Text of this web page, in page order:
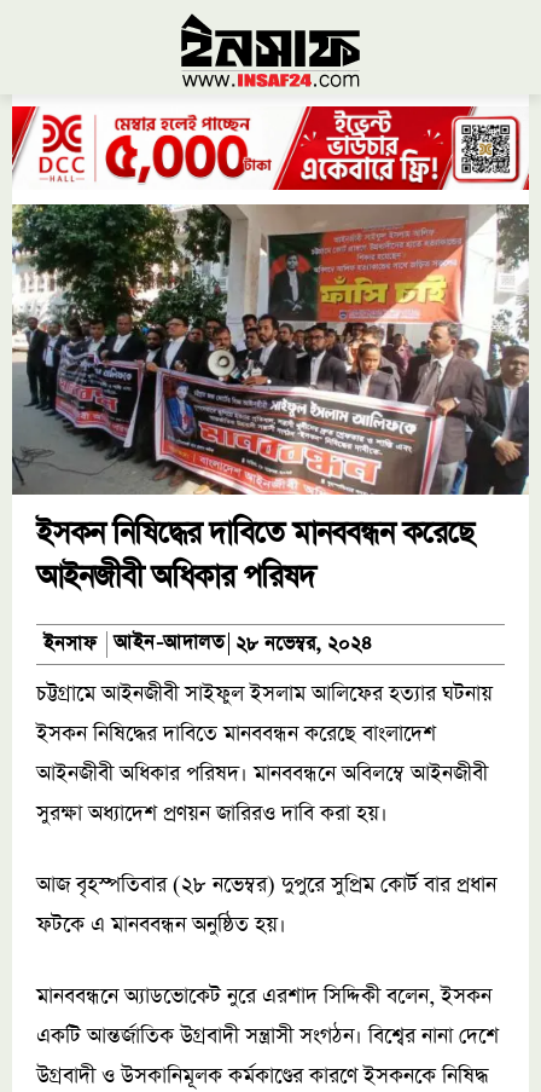
ইসকন নিষিদ্ধের দাবিতে মানববন্ধন করেছে
আইনজীবী অধিকার পরিষদ
ইনসাফ আইন-আদালত ২৮ নভেম্বর, ২০২৪
চট্টগ্রামে আইনজীবী সাইফুল ইসলাম আলিফের হত্যার ঘটনায়
ইসকন নিষিদ্ধের দাবিতে মানববন্ধন করেছে বাংলাদেশ
আইনজীবী অধিকার পরিষদ। মানববন্ধনে অবিলম্বে আইনজীবী
সুরক্ষা অধ্যাদেশ প্রণয়ন জারিরও দাবি করা হয়।
আজ বৃহস্পতিবার (২৮ নভেম্বর) দুপুরে সুপ্রিম কোর্ট বার প্রধান
ফটকে এ মানববন্ধন অনুষ্ঠিত হয়।
মানববন্ধনে অ্যাডভোকেট নুরে এরশাদ সিদ্দিকী বলেন, ইসকন
একটি আন্তর্জাতিক উগ্রবাদী সন্ত্রাসী সংগঠন। বিশ্বের নানা দেশে
উগ্রবাদী ও উসকানিমূলক কর্মকাণ্ডের কারণে ইসকনকে নিষিদ্ধ